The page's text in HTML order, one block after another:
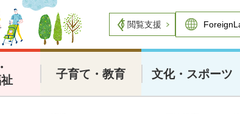
閲覧支援
子育て・教育 文化・スポーツ